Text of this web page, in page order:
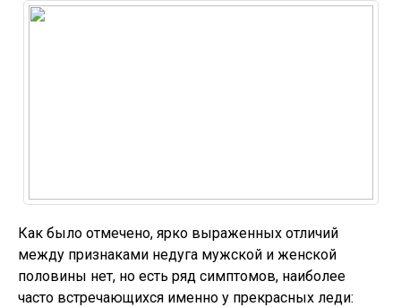
Как было отмечено, ярко выраженных отличий
между признаками недуга мужской и женской
половины нет, но есть ряд симптомов, наиболее
часто встречающихся именно у прекрасных леди: